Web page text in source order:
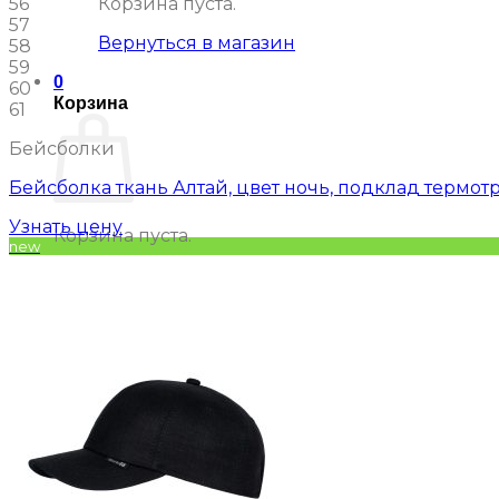
Корзина пуста.
Вернуться в магазин
0
Корзина
Корзина пуста.
57
58
59
60
61
Бейсболки
Бейсболка ткань Алтай, цвет ночь, подклад
Узнать цену
new